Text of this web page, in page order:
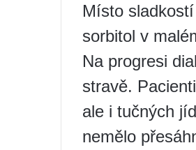
Místo
sorbitol v
Na progresi
stravě.
ale i tučných
nemělo